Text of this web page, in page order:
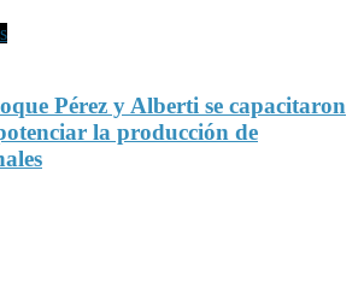
Pérez y Alberti se capacitaron
la producción de